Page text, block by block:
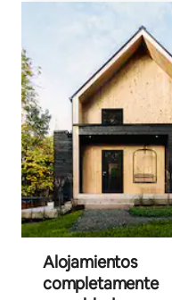
Alojamientos
completamente